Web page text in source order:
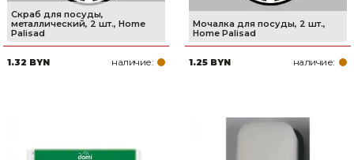
Скраб для посуды,
металлический, 2 шт., Home
Palisad
1.32 BYN наличие:
Мочалка для посуды, 2 шт.,
Home Palisad
1.25 BYN наличие: